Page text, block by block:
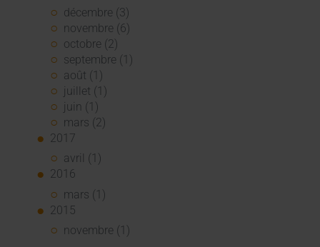
décembre (3)
novembre (6)
octobre (2)
septembre (1)
août (1)
juillet (1)
juin (1)
mars (2)
2017
avril (1)
2016
mars (1)
2015
novembre (1)